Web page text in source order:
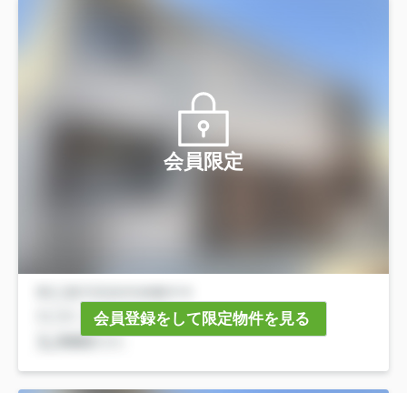
会員限定
会員登録をして限定物件を見る